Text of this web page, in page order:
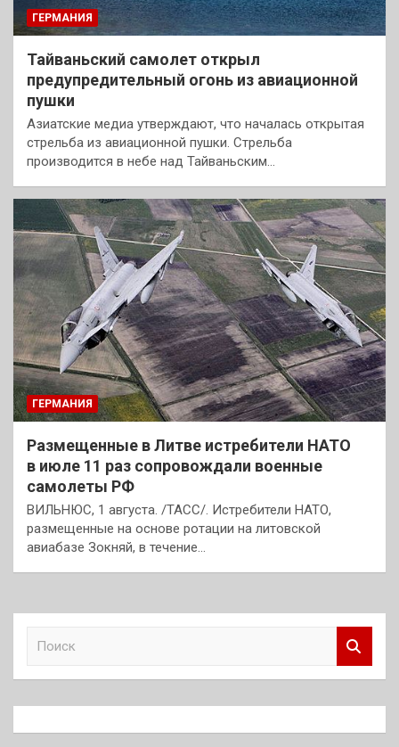
ГЕРМАНИЯ
Тайваньский самолет открыл
предупредительный огонь из авиационной
пушки
Азиатские медиа утверждают, что началась открытая
стрельба из авиационной пушки. Стрельба
производится в небе над Тайваньским…
ГЕРМАНИЯ
Размещенные в Литве истребители НАТО
в июле 11 раз сопровождали военные
самолеты РФ
ВИЛЬНЮС, 1 августа. /ТАСС/. Истребители НАТО,
размещенные на основе ротации на литовской
авиабазе Зокняй, в течение…
к